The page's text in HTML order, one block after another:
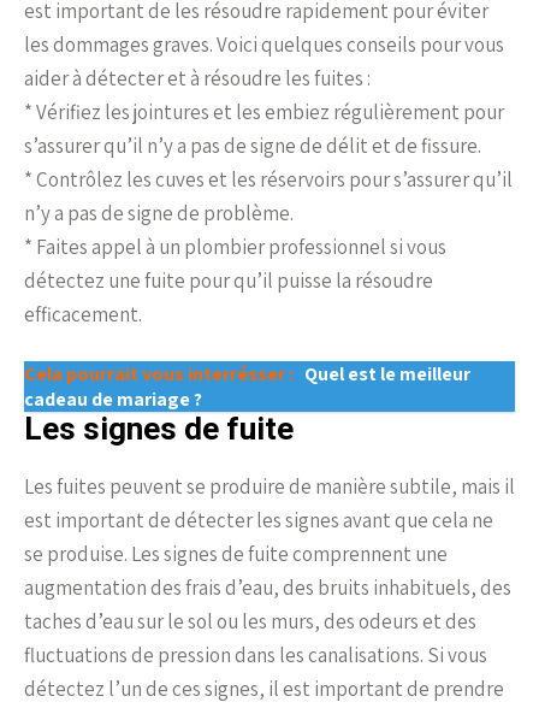
est important de les résoudre rapidement pour éviter
les dommages graves. Voici quelques conseils pour vous
aider à détecter et à résoudre les fuites :
* Vérifiez les jointures et les embiez régulièrement pour
s’assurer qu’il n’y a pas de signe de délit et de fissure.
* Contrôlez les cuves et les réservoirs pour s’assurer qu’il
n’y a pas de signe de problème.
* Faites appel à un plombier professionnel si vous
détectez une fuite pour qu’il puisse la résoudre
efficacement.
Cela pourrait vous interrésser : Quel est le meilleur
cadeau de mariage ?
Les signes de fuite
Les fuites peuvent se produire de manière subtile, mais il
est important de détecter les signes avant que cela ne
se produise. Les signes de fuite comprennent une
augmentation des frais d’eau, des bruits inhabituels, des
taches d’eau sur le sol ou les murs, des odeurs et des
fluctuations de pression dans les canalisations. Si vous
détectez l’un de ces signes, il est important de prendre